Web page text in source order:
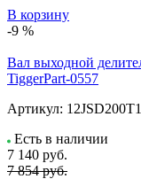
В корзину
-9 %
Вал выходной
TiggerPart-0557
Артикул:
Есть в наличии
7 140 руб.
7 854 руб.